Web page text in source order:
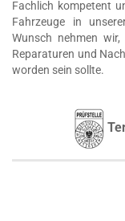
Fachlich kompetent
Fahrzeuge in
Wunsch nehmen
Reparaturen und
worden sein sollte.